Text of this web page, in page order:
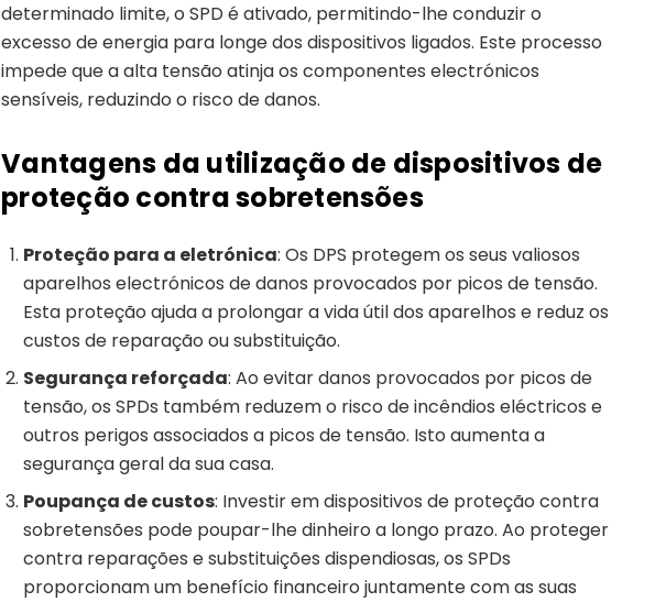
determinado limite, o SPD é ativado, permitindo-lhe conduzir o
excesso de energia para longe dos dispositivos ligados. Este processo
impede que a alta tensão atinja os componentes electrónicos
sensíveis, reduzindo o risco de danos.
Vantagens da utilização de dispositivos de
proteção contra sobretensões
Proteção para a eletrónica: Os DPS protegem os seus valiosos
aparelhos electrónicos de danos provocados por picos de tensão.
Esta proteção ajuda a prolongar a vida útil dos aparelhos e reduz os
custos de reparação ou substituição.
Segurança reforçada: Ao evitar danos provocados por picos de
tensão, os SPDs também reduzem o risco de incêndios eléctricos e
outros perigos associados a picos de tensão. Isto aumenta a
segurança geral da sua casa.
Poupança de custos: Investir em dispositivos de proteção contra
sobretensões pode poupar-lhe dinheiro a longo prazo. Ao proteger
contra reparações e substituições dispendiosas, os SPDs
proporcionam um benefício financeiro juntamente com as suas